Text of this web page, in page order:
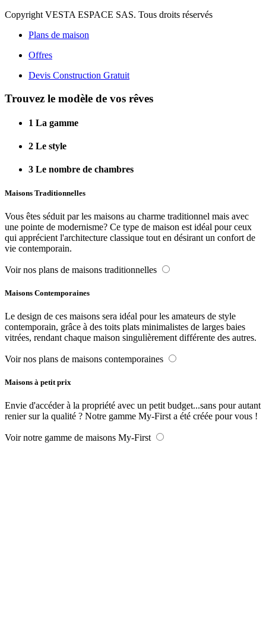
Copyright VESTA ESPACE SAS. Tous droits réservés
Plans de maison
Offres
Devis Construction Gratuit
Trouvez le modèle de vos rêves
1 La gamme
2 Le style
3 Le nombre de chambres
Maisons Traditionnelles
Vous êtes séduit par les maisons au charme traditionnel mais avec
une pointe de modernisme? Ce type de maison est idéal pour ceux
qui apprécient l'architecture classique tout en désirant un confort de
vie contemporain.
Voir nos plans de maisons traditionnelles
Maisons Contemporaines
Le design de ces maisons sera idéal pour les amateurs de style
contemporain, grâce à des toits plats minimalistes de larges baies
vitrées, rendant chaque maison singulièrement différente des autres.
Voir nos plans de maisons contemporaines
Maisons à petit prix
Envie d'accéder à la propriété avec un petit budget...sans pour autant
renier sur la qualité ? Notre gamme My-First a été créée pour vous !
Voir notre gamme de maisons My-First